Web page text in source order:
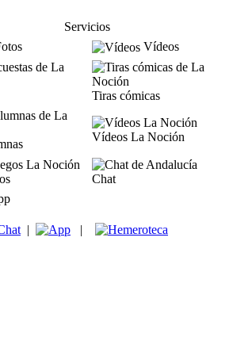
Servicios
Vídeos
Tiras cómicas
Vídeos La Noción
Chat
| |